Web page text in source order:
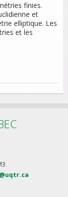
finies.
et
elliptique. Les
et les